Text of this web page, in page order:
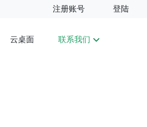
注册账号 登陆
云桌面 联系我们